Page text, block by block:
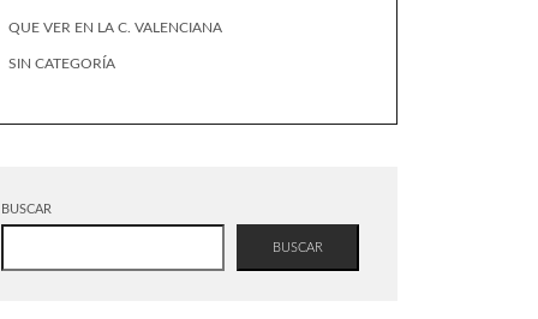
QUE VER EN LA C. VALENCIANA
SIN CATEGORÍA
BUSCAR
BUSCAR